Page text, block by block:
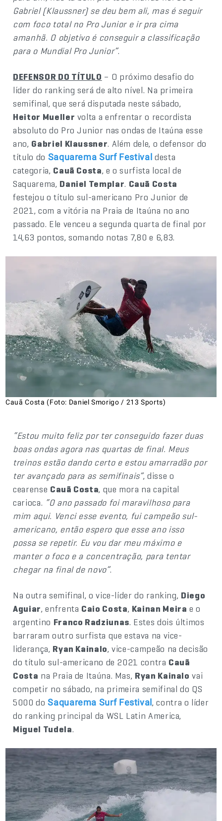
Gabriel (Klaussner) se deu bem ali, mas é seguir
com foco total no Pro Junior e ir pra cima
amanhã. O objetivo é conseguir a classificação
para o Mundial Pro Junior”.
DEFENSOR DO TÍTULO – O próximo desafio do
líder do ranking será de alto nível. Na primeira
semifinal, que será disputada neste sábado,
Heitor Mueller volta a enfrentar o recordista
absoluto do Pro Junior nas ondas de Itaúna esse
ano, Gabriel Klaussner. Além dele, o defensor do
título do Saquarema Surf Festival desta
categoria, Cauã Costa, e o surfista local de
Saquarema, Daniel Templar. Cauã Costa
festejou o título sul-americano Pro Junior de
2021, com a vitória na Praia de Itaúna no ano
passado. Ele venceu a segunda quarta de final por
14,63 pontos, somando notas 7,80 e 6,83.
Cauã Costa (Foto: Daniel Smorigo / 213 Sports)
“Estou muito feliz por ter conseguido fazer duas
boas ondas agora nas quartas de final. Meus
treinos estão dando certo e estou amarradão por
ter avançado para as semifinais”, disse o
cearense Cauã Costa, que mora na capital
carioca. “O ano passado foi maravilhoso para
mim aqui. Venci esse evento, fui campeão sul-
americano, então espero que esse ano isso
possa se repetir. Eu vou dar meu máximo e
manter o foco e a concentração, para tentar
chegar na final de novo”.
Na outra semifinal, o vice-líder do ranking, Diego
Aguiar, enfrenta Caio Costa, Kainan Meira e o
argentino Franco Radziunas. Estes dois últimos
barraram outro surfista que estava na vice-
liderança, Ryan Kainalo, vice-campeão na decisão
do título sul-americano de 2021 contra Cauã
Costa na Praia de Itaúna. Mas, Ryan Kainalo vai
competir no sábado, na primeira semifinal do QS
5000 doSaquarema Surf Festival, contra o líder
do ranking principal da WSL Latin America,
Miguel Tudela.